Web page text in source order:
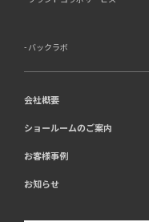
バックラボ
会社概要
ショールームのご案内
お客様事例
お知らせ